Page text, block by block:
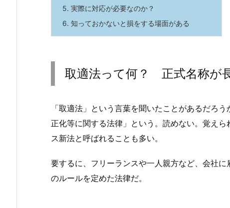
5. 実際に対応が必要なのか？
6. 知っておかないと損をする場面がある
取適法って何？ 正式名称が
「取適法」という言葉を聞いたことがあるだろ
正化等に関する法律」という。読めない。覚え
ス新法と呼ばれることも多い。
要するに、フリーランスや一人親方など、会社
のルールを定めた法律だ。